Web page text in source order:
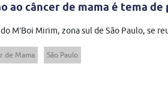
ao câncer de mama é tema de
M’Boi Mirim, zona sul de São Paulo, se
de Mama São Paulo